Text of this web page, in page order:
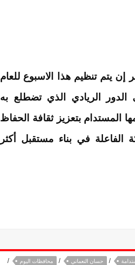
يتم تنظيم هذا الاسبوع للعام
الريادي الذي تضطلع به
المستدام بتعزيز ثقافة الحفاظ
الفاعلة في بناء مستقبل أكثر
/ حسان النعماني / محافظات اليوم /